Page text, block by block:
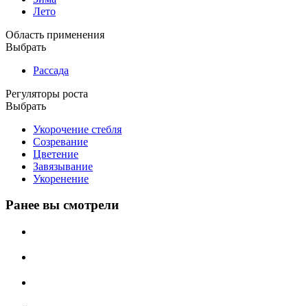
Лето
Область применения
Выбрать
Рассада
Регуляторы роста
Выбрать
Укорочение стебля
Созревание
Цветение
Завязывание
Укоренение
Ранее вы смотрели